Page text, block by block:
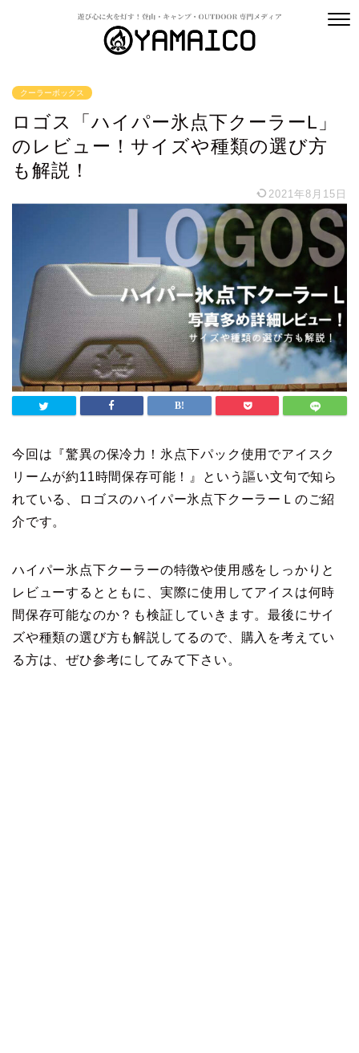
クーラーボックス
ロゴス「ハイパー氷点下クーラーL」
のレビュー！サイズや種類の選び方
も解説！
2021年8月15日
今回は『驚異の保冷力！氷点下パック使用でアイスク
リームが約11時間保存可能！』という謳い文句で知ら
れている、ロゴスのハイパー氷点下クーラーＬのご紹
介です。
ハイパー氷点下クーラーの特徴や使用感をしっかりと
レビューするとともに、実際に使用してアイスは何時
間保存可能なのか？も検証していきます。最後にサイ
ズや種類の選び方も解説してるので、購入を考えてい
る方は、ぜひ参考にしてみて下さい。